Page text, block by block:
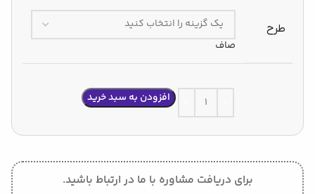
طرح
صاف
افزودن به سبد خرید
برای دریافت مشاوره با ما در ارتباط باشید.